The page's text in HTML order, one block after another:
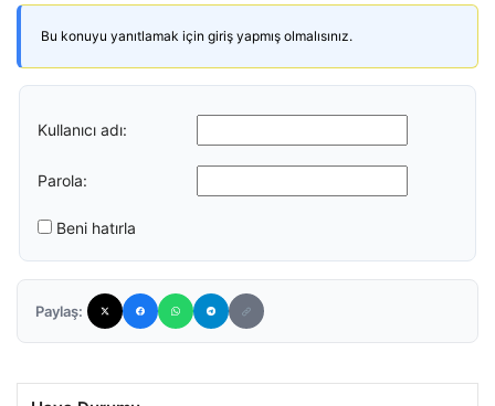
Bu konuyu yanıtlamak için giriş yapmış olmalısınız.
Kullanıcı adı:
Parola:
Beni hatırla
Paylaş: